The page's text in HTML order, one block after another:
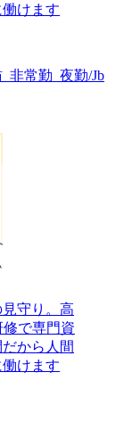
けます
非常勤_夜勤/Jb
見守り。高
で専門資
から人間
けます